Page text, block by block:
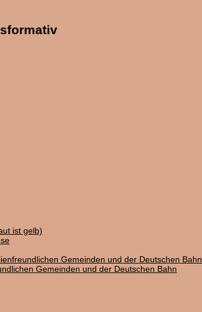
ist gelb)
Gemeinden und der Deutschen Bahn
Gemeinden und der Deutschen Bahn